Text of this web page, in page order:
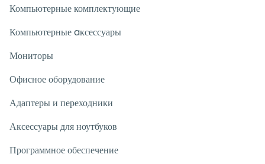
Компьютерные комплектующие
Компьютерные aксессуары
Мониторы
Офисное оборудование
Адаптеры и переходники
Аксессуары для ноутбуков
Программное обеспечение